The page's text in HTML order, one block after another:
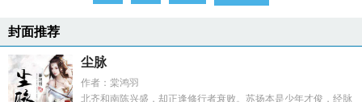
封面推荐
尘脉
作者：棠鸿羽
北齐和南陈兴盛，却正逢修行者衰败。苏扬本是少年才俊，经脉